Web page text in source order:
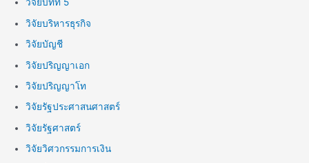
วิจัยบทที่ 5
วิจัยบริหารธุรกิจ
วิจัยบัญชี
วิจัยปริญญาเอก
วิจัยปริญญาโท
วิจัยรัฐประศาสนศาสตร์
วิจัยรัฐศาสตร์
วิจัยวิศวกรรมการเงิน